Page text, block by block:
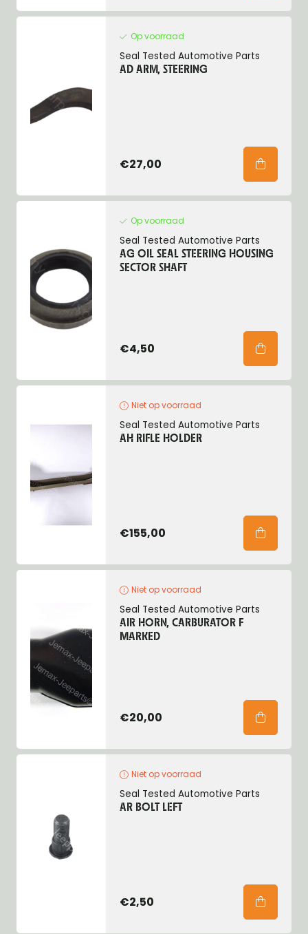
Op voorraad
Seal Tested Automotive Parts
AD ARM, STEERING
€27,00
Op voorraad
Seal Tested Automotive Parts
AG OIL SEAL STEERING HOUSING
SECTOR SHAFT
€4,50
Niet op voorraad
Seal Tested Automotive Parts
AH RIFLE HOLDER
€155,00
Niet op voorraad
Seal Tested Automotive Parts
AIR HORN, CARBURATOR F
MARKED
€20,00
Niet op voorraad
Seal Tested Automotive Parts
AR BOLT LEFT
€2,50